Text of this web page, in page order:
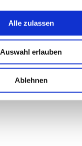
Alle zulassen
Auswahl erlauben
Ablehnen